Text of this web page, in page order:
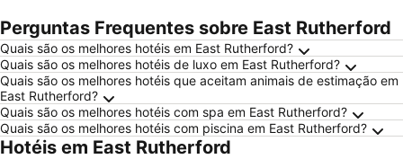
Perguntas Frequentes sobre East Rutherford
Quais são os melhores hotéis em East Rutherford?
Quais são os melhores hotéis de luxo em East Rutherford?
Quais são os melhores hotéis que aceitam animais de estimação em
East Rutherford?
Quais são os melhores hotéis com spa em East Rutherford?
Quais são os melhores hotéis com piscina em East Rutherford?
Hotéis em East Rutherford